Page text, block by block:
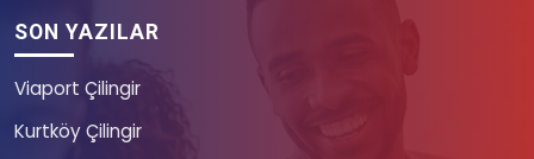
SON YAZILAR
Viaport Çilingir
Kurtköy Çilingir